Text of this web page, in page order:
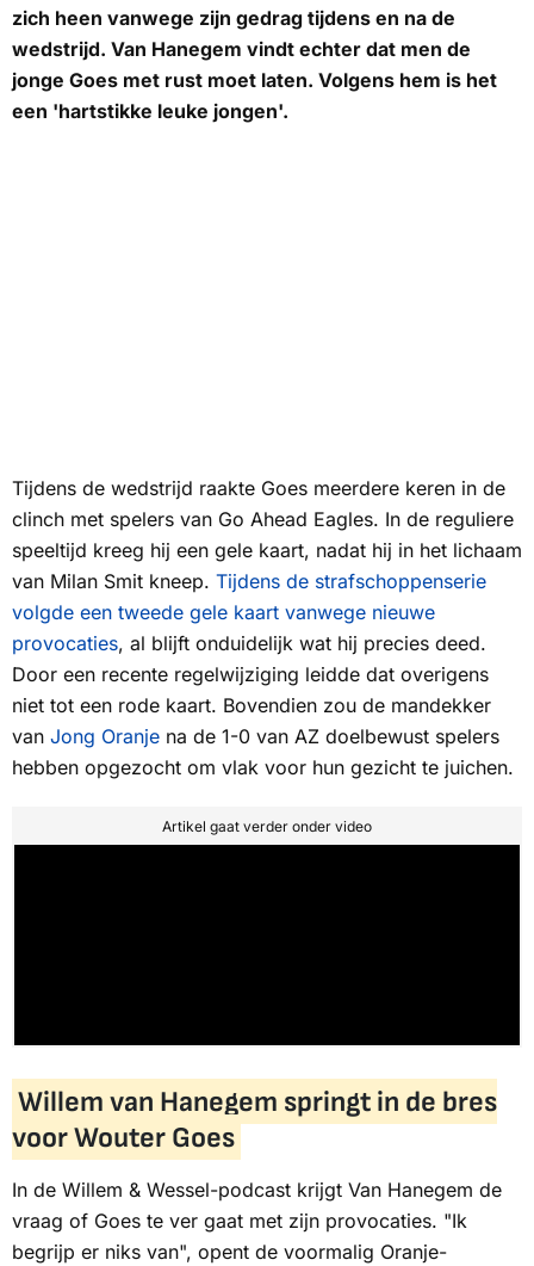
zich heen vanwege zijn gedrag tijdens en na de
wedstrijd. Van Hanegem vindt echter dat men de
jonge Goes met rust moet laten. Volgens hem is het
een 'hartstikke leuke jongen'.
Tijdens de wedstrijd raakte Goes meerdere keren in de
clinch met spelers van Go Ahead Eagles. In de reguliere
speeltijd kreeg hij een gele kaart, nadat hij in het lichaam
van Milan Smit kneep. Tijdens de strafschoppenserie
volgde een tweede gele kaart vanwege nieuwe
provocaties, al blijft onduidelijk wat hij precies deed.
Door een recente regelwijziging leidde dat overigens
niet tot een rode kaart. Bovendien zou de mandekker
van Jong Oranje na de 1-0 van AZ doelbewust spelers
hebben opgezocht om vlak voor hun gezicht te juichen.
Artikel gaat verder onder video
Willem van Hanegem springt in de bres
voor Wouter Goes
In de Willem & Wessel-podcast krijgt Van Hanegem de
vraag of Goes te ver gaat met zijn provocaties. "Ik
begrijp er niks van", opent de voormalig Oranje-